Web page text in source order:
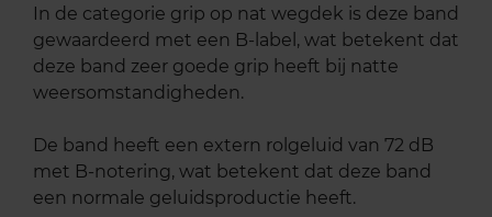
In de categorie grip op nat wegdek is deze band
gewaardeerd met een B-label, wat betekent dat
deze band zeer goede grip heeft bij natte
weersomstandigheden.
De band heeft een extern rolgeluid van 72 dB
met B-notering, wat betekent dat deze band
een normale geluidsproductie heeft.